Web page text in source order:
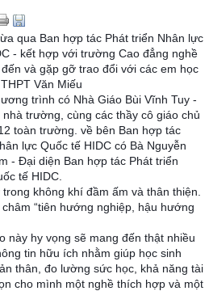
qua Ban hợp tác Phát triển Nhân lực
- kết hợp với trường Cao đẳng nghề
và gặp gỡ trao đổi với các em học
Văn Miếu
trình có Nhà Giáo Bùi Vĩnh Tuy -
trường, cùng các thầy cô giáo chủ
toàn trường. về bên Ban hợp tác
lực Quốc tế HIDC có Bà Nguyễn
- Đại diện Ban hợp tác Phát triển
tế HIDC.
không khí đầm ấm và thân thiện.
“tiên hướng nghiệp, hậu hướng
này hy vọng sẽ mang đến thật nhiều
tin hữu ích nhằm giúp học sinh
thân, đo lường sức học, khả năng tài
cho mình một nghề thích hợp và một